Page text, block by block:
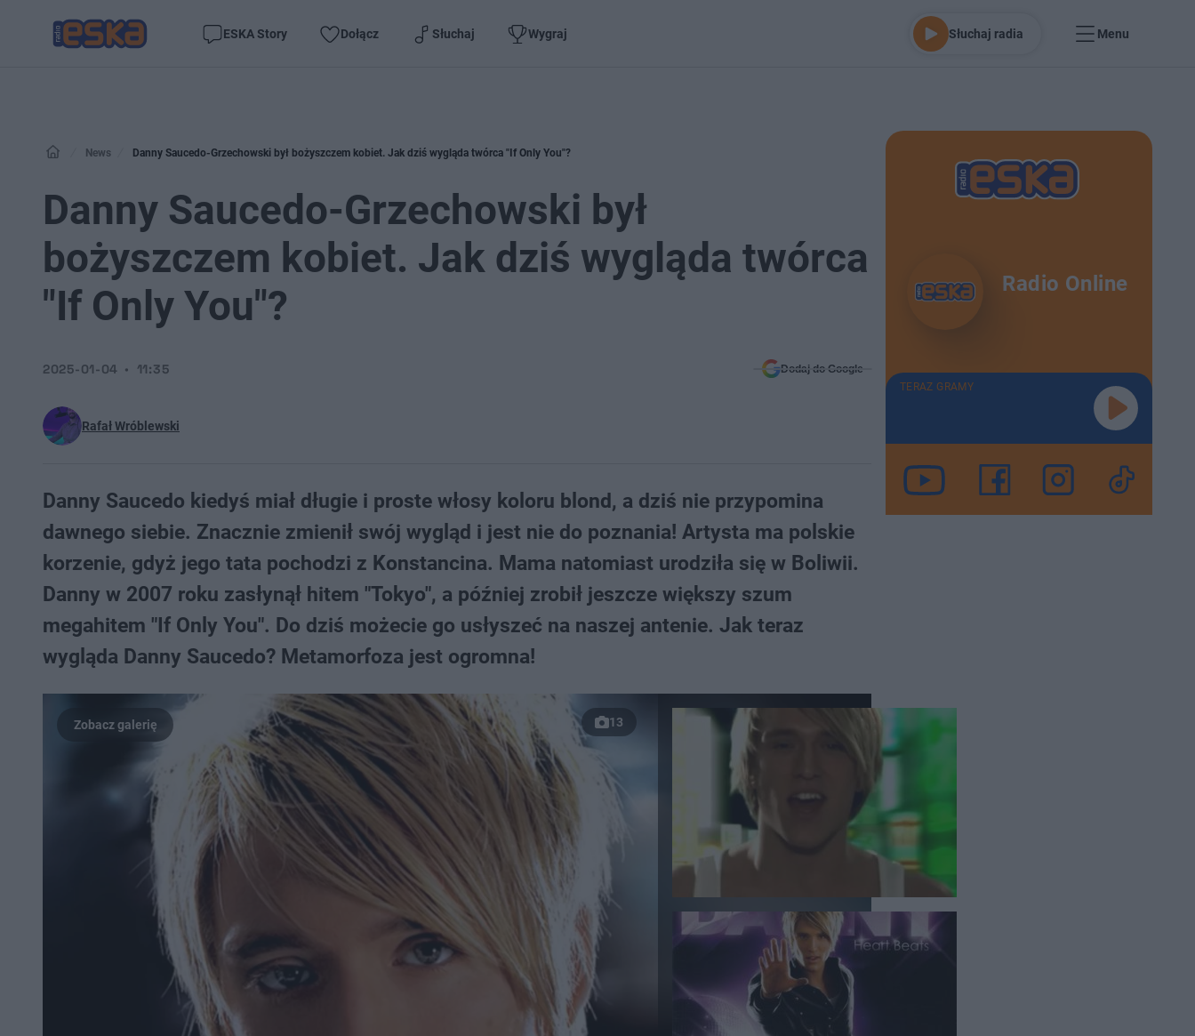
ESKA Story Dołącz Słuchaj Wygraj Słuchaj radia Menu
News Danny Saucedo-Grzechowski był bożyszczem kobiet. Jak dziś wygląda twórca "If Only You"?
Danny Saucedo-Grzechowski był
bożyszczem kobiet. Jak dziś wygląda twórca
"If Only You"?
Rafał Wróblewski
2025-01-04 11:35 Dodaj do Google
Danny Saucedo kiedyś miał długie i proste włosy koloru blond, a dziś nie przypomina
dawnego siebie. Znacznie zmienił swój wygląd i jest nie do poznania! Artysta ma polskie
korzenie, gdyż jego tata pochodzi z Konstancina. Mama natomiast urodziła się w Boliwii.
Danny w 2007 roku zasłynął hitem "Tokyo", a później zrobił jeszcze większy szum
megahitem "If Only You". Do dziś możecie go usłyszeć na naszej antenie. Jak teraz
wygląda Danny Saucedo? Metamorfoza jest ogromna!
13
Radio Online
TERAZ GRAMY